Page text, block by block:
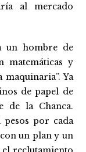
al mercado
un hombre de
matemáticas y
Ya
de papel de
de la Chanca.
por cada
un plan y un